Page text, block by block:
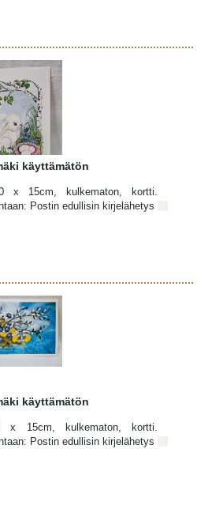
käyttämätön
x 15cm, kulkematon, kortti.
Postin edullisin kirjelähetys
käyttämätön
x 15cm, kulkematon, kortti.
Postin edullisin kirjelähetys